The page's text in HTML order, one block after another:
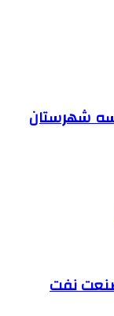
پرورش دیّر: ۲۰ مدرسه شهرستان
نفت